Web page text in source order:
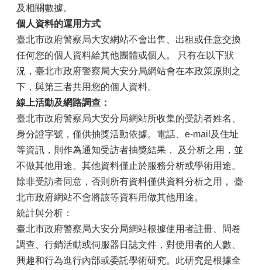
及相關數據。
個人資料的運用方式
臺北市政府警察局大安網站不會出售、出租或任意交換
任何您的個人資料給其他團體或個人。 只有在以下狀
況，臺北市政府警察局大安分局網站會在本政策原則之
下，與第三者共用您的個人資料。
線上活動及網路調查：
臺北市政府警察局大安分局網站所收集的受訪者姓名、
身分證字號，僅供抽獎活動依據。電話、e-mail及住址
等資訊，則作為通知受訪者抽獎結果， 及分析之用，並
不做其他用途。其他資料僅止於服務分析或學術用途。
除非受訪者同意，否則所有資料僅供資料分析之用， 臺
北市政府網站不會將該等資料用做其他用途。
統計與分析：
臺北市政府警察局大安分局網站根據使用者註冊、問卷
調查、行銷活動或伺服器日誌文件，對使用者的人數、
興趣和行為進行內部或委託學術研究。此研究是根據全